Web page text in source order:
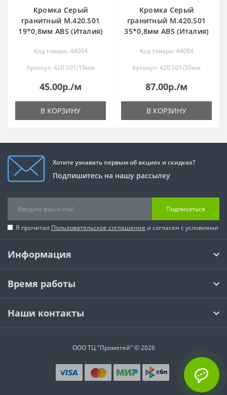
Кромка Серый
гранитный M.420.S01
19*0,8мм ABS (Италия)
Код товара: 44004
Артикул: 420.S01/19мм
45.00р./м
В КОРЗИНУ
Кромка Серый
гранитный M.420.S01
35*0,8мм ABS (Италия)
Код товара: 44084
Артикул: 420.S01/35мм
87.00р./м
В КОРЗИНУ
Хотите узнавать первым об акциях и скидках?
Подпишитесь на нашу рассылку
Подписаться
Я прочитал Пользовательское соглашение и согласен с условиями
Информация
Время работы
Наши контакты
ООО ТЦ "Прометей" © 2026